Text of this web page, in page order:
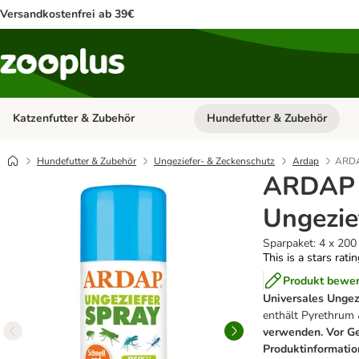
Versandkostenfrei ab 39€
Katzenfutter & Zubehör Kategorie-Menü öffnen:
Hundefutter & Zubehör
Hundefutter & Zubehör Ungeziefer- & Zeckenschutz Ardap
Sparpaket: 4 x
This is a stars
Produkt
Universales
enthält Pyrethrum
verwenden. Vor